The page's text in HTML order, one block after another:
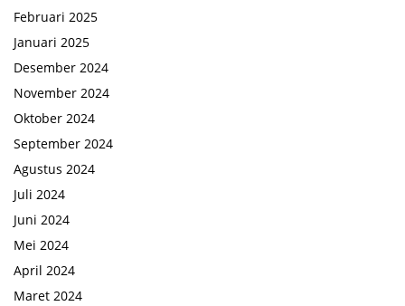
Februari 2025
Januari 2025
Desember 2024
November 2024
Oktober 2024
September 2024
Agustus 2024
Juli 2024
Juni 2024
Mei 2024
April 2024
Maret 2024